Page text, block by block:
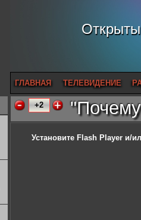
ГЛАВНАЯ ТЕЛЕВИДЕНИЕ
+2
Установите Flash Player и/